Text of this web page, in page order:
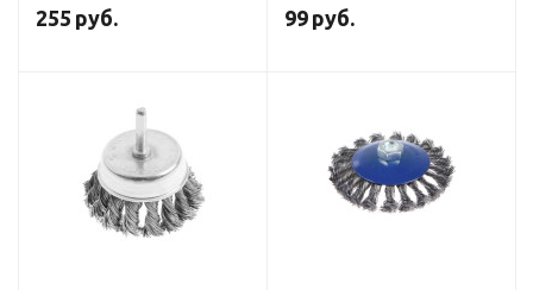
проволока, плоская, 100
мм
255 руб. 99 руб.